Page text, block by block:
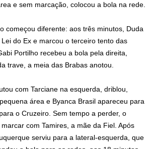
e sem marcação, colocou a bola na rede.
começou diferente: aos três minutos, Duda
do Ex e marcou o terceiro tento das
Portilho recebeu a bola pela direita,
trave, a meia das Brabas anotou.
com Tarciane na esquerda, driblou,
área e Byanca Brasil apareceu para
o Cruzeiro. Sem tempo a perder, o
com Tamires, a mãe da Fiel. Após
serviu para a lateral-esquerda, que